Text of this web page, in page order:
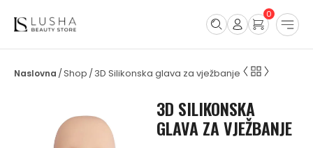
0
/Shop / 3D Silikonska glava za vježbanje
3D SILIKONSKA
GLAVA ZA VJEŽBANJE